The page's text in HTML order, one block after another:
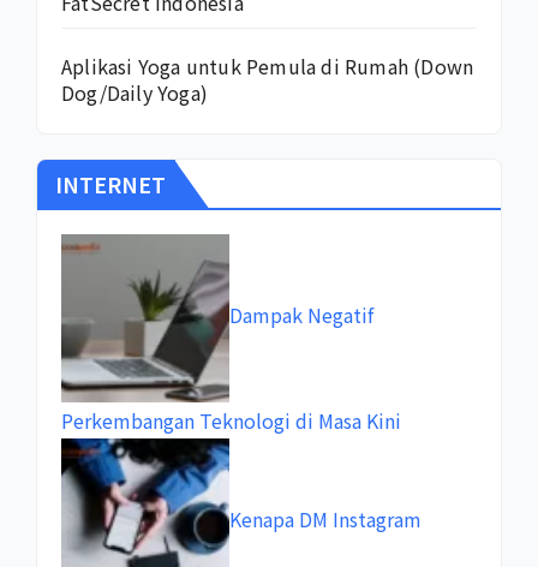
Aplikasi Yoga untuk Pemula di Rumah (Down
Dog/Daily Yoga)
INTERNET
Dampak Negatif
Perkembangan Teknologi di Masa Kini
Kenapa DM Instagram